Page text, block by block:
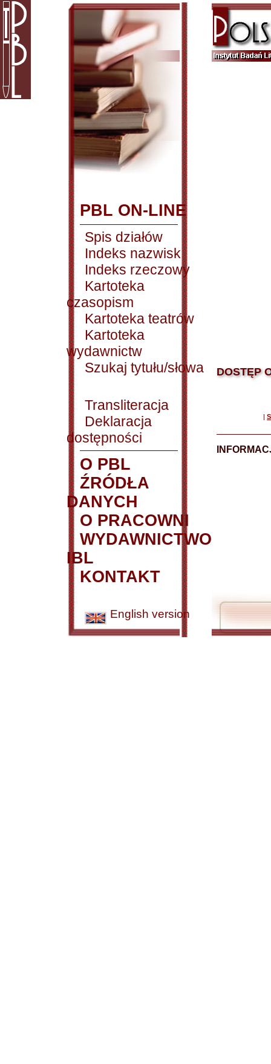
PBL ON-LINE
Spis działów
Indeks nazwisk
Indeks rzeczowy
Kartoteka
czasopism
Kartoteka teatrów
Kartoteka
wydawnictw
Szukaj tytułu/słowa
Transliteracja
Deklaracja
dostępności
O PBL
ŹRÓDŁA
DANYCH
O PRACOWNI
WYDAWNICTWO
IBL
KONTAKT
English version
DOSTĘP
|